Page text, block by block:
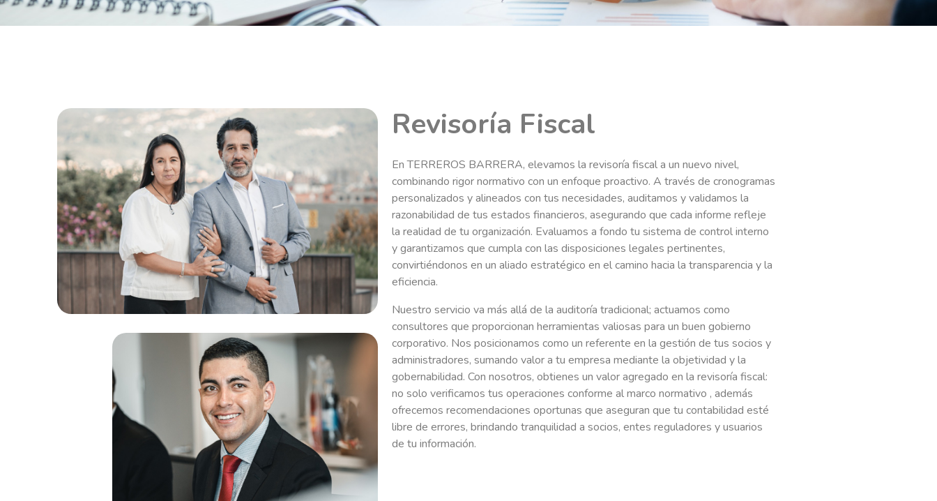
Revisoría Fiscal
En TERREROS BARRERA, elevamos la revisoría fiscal a un nuevo nivel,
combinando rigor normativo con un enfoque proactivo. A través de cronogramas
personalizados y alineados con tus necesidades, auditamos y validamos la
razonabilidad de tus estados financieros, asegurando que cada informe refleje
la realidad de tu organización. Evaluamos a fondo tu sistema de control interno
y garantizamos que cumpla con las disposiciones legales pertinentes,
convirtiéndonos en un aliado estratégico en el camino hacia la transparencia y la
eficiencia.
Nuestro servicio va más allá de la auditoría tradicional; actuamos como
consultores que proporcionan herramientas valiosas para un buen gobierno
corporativo. Nos posicionamos como un referente en la gestión de tus socios y
administradores, sumando valor a tu empresa mediante la objetividad y la
gobernabilidad. Con nosotros, obtienes un valor agregado en la revisoría fiscal:
no solo verificamos tus operaciones conforme al marco normativo , además
ofrecemos recomendaciones oportunas que aseguran que tu contabilidad esté
libre de errores, brindando tranquilidad a socios, entes reguladores y usuarios
de tu información.